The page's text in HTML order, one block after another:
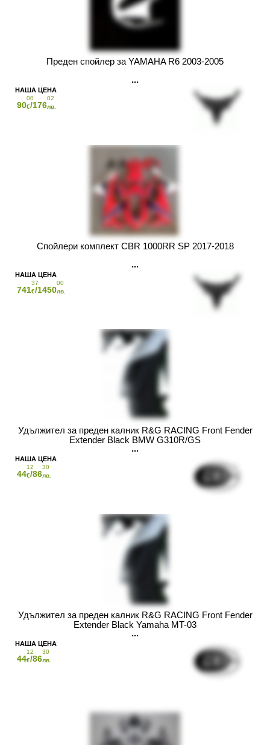
Преден спойлер за YAMAHA R6 2003-2005
90
00
€/176
02
лв.
Спойлери комплект CBR 1000RR SP 2017-2018
741
37
€/1450
00
лв.
Удължител за преден калник R&G RACING Front Fender
Extender Black BMW G310R/GS
44
12
€/86
30
лв.
Удължител за преден калник R&G RACING Front Fender
Extender Black Yamaha MT-03
44
12
€/86
30
лв.